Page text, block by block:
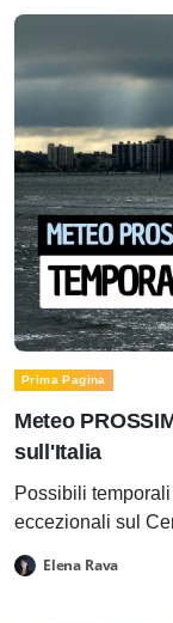
Prima Pagina
Meteo
sull'Italia
Possibili
eccezionali sul
Elena Rava